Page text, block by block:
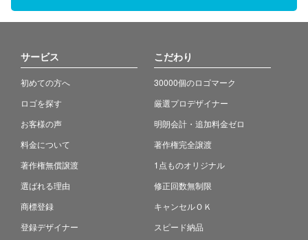
サービス
初めての方へ
ロゴを探す
お客様の声
料金について
著作権無償譲渡
選ばれる理由
商標登録
登録デザイナー
こだわり
30000個のロゴマーク
厳選プロデザイナー
明朗会計・追加料金ゼロ
著作権完全譲渡
1点ものオリジナル
修正回数無制限
キャンセルＯＫ
スピード納品